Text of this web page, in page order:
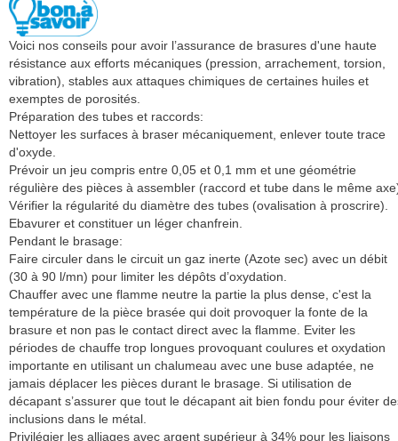
Voici nos conseils pour avoir l’assurance de brasures d'une haute
résistance aux efforts mécaniques (pression, arrachement, torsion,
vibration), stables aux attaques chimiques de certaines huiles et
exemptes de porosités.
Préparation des tubes et raccords:
Nettoyer les surfaces à braser mécaniquement, enlever toute trace
d'oxyde.
Prévoir un jeu compris entre 0,05 et 0,1 mm et une géométrie
régulière des pièces à assembler (raccord et tube dans le même
Vérifier la régularité du diamètre des tubes (ovalisation à proscrire).
Ebavurer et constituer un léger chanfrein.
Pendant le brasage:
Faire circuler dans le circuit un gaz inerte (Azote sec) avec un débit
(30 à 90 l/mn) pour limiter les dépôts d’oxydation.
Chauffer avec une flamme neutre la partie la plus dense, c'est la
température de la pièce brasée qui doit provoquer la fonte de la
brasure et non pas le contact direct avec la flamme. Eviter les
périodes de chauffe trop longues provoquant coulures et oxydation
importante en utilisant un chalumeau avec une buse adaptée, ne
jamais déplacer les pièces durant le brasage. Si utilisation de
décapant s’assurer que tout le décapant ait bien fondu pour éviter
inclusions dans le métal.
Privilégier les alliages avec argent supérieur à 34% pour les liaisons